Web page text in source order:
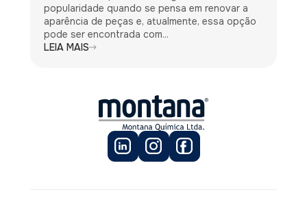
popularidade quando se pensa em renovar a
aparência de peças e, atualmente, essa opção
pode ser encontrada com...
LEIA MAIS